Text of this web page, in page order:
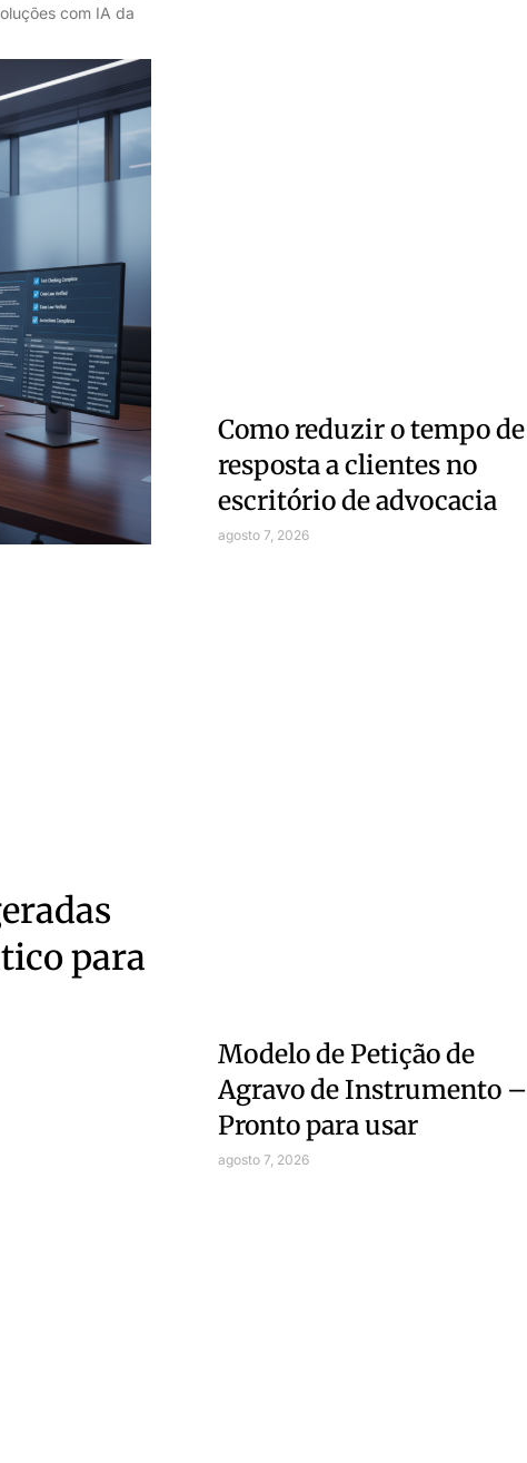
com IA da
para
Como reduzir o tempo de
resposta a clientes no
escritório de advocacia
agosto 7, 2026
Modelo de Petição de
Agravo de Instrumento –
Pronto para usar
agosto 7, 2026